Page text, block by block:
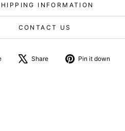
INFORMATION
CONTACT US
Share
Share
Tweet
about
Pin it down